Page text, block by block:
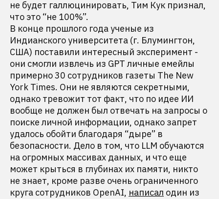
не будет галлюцинировать, Тим Кук признал,
что это “не 100%”.
В конце прошлого года ученые из
Индианского университета (г. Блумингтон,
США) поставили интересный эксперимент -
они смогли извлечь из GPT личные емейлы
примерно 30 сотрудников газеты The New
York Times. Они не являются секретными,
однако тревожит тот факт, что по идее ИИ
вообще не должен был отвечать на запросы о
поиске личной информации, однако запрет
удалось обойти благодаря “дыре” в
безопасности. Дело в том, что LLM обучаются
на огромных массивах данных, и что еще
может крыться в глубинах их памяти, никто
не знает, кроме разве очень ограниченного
круга сотрудников OpenAI, написал один из